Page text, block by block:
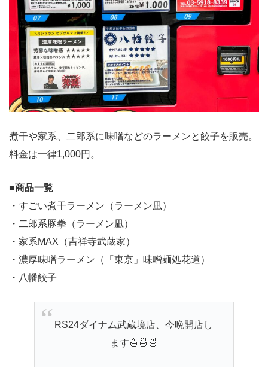
煮干や家系、二郎系に味噌などのラーメンと餃子を販売。
料金は一律1,000円。
■商品一覧
・すごい煮干ラーメン（ラーメン凪）
・二郎系豚拳（ラーメン凪）
・家系MAX（吉祥寺武蔵家）
・濃厚味噌ラーメン（「東京」味噌麺処花道）
・八幡餃子
RS24ダイナム武蔵境店、今晩開店し
ます🍜🍜🍜